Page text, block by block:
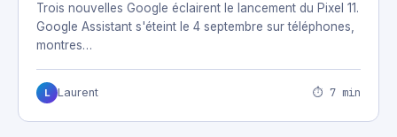
Trois nouvelles Google éclairent le lancement du Pixel 11.
Google Assistant s'éteint le 4 septembre sur téléphones,
montres…
L Laurent ⏱ 7 min